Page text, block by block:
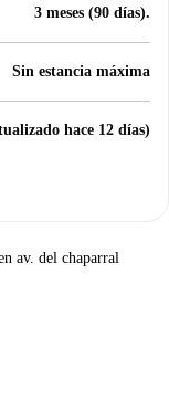
3 meses (90 días).
Sin estancia máxima
hace 12 días)
av. del chaparral